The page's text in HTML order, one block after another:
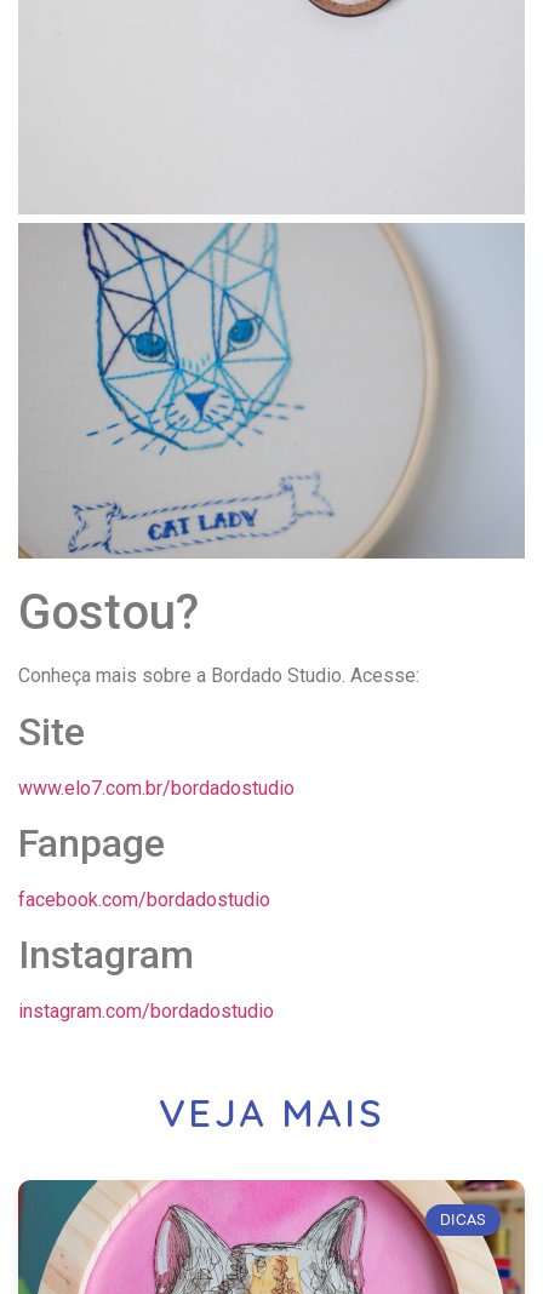
Gostou?
Conheça mais sobre a Bordado Studio. Acesse:
Site
www.elo7.com.br/bordadostudio
Fanpage
facebook.com/bordadostudio
Instagram
instagram.com/bordadostudio
VEJA MAIS
DICAS